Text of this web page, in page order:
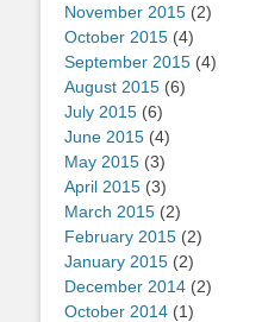
November 2015 (2)
October 2015 (4)
September 2015 (4)
August 2015 (6)
July 2015 (6)
June 2015 (4)
May 2015 (3)
April 2015 (3)
March 2015 (2)
February 2015 (2)
January 2015 (2)
December 2014 (2)
October 2014 (1)